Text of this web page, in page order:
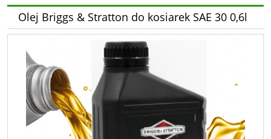
Olej Briggs & Stratton do kosiarek SAE 30 0,6l